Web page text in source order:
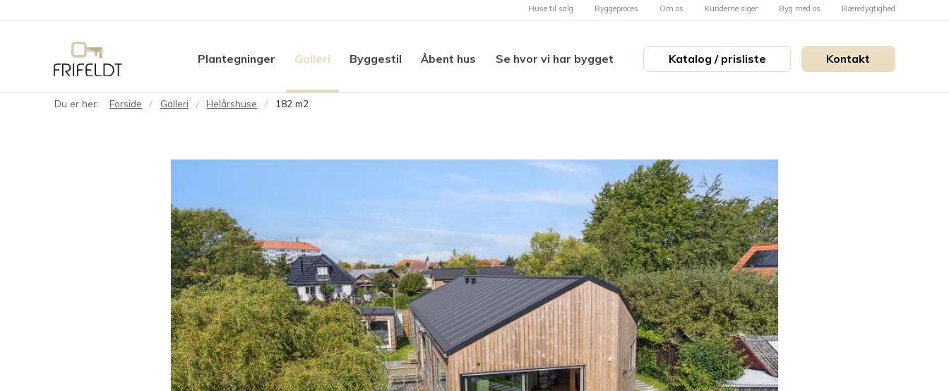
Plantegninger Galleri Byggestil Åbent hus Se hvor vi har bygget Kontakt
Katalog / prisliste
Huse til salg Byggeproces Om os Kunderne siger Byg med os Bæredygtighed
Du er her: Forside Galleri Helårshuse 182 m2